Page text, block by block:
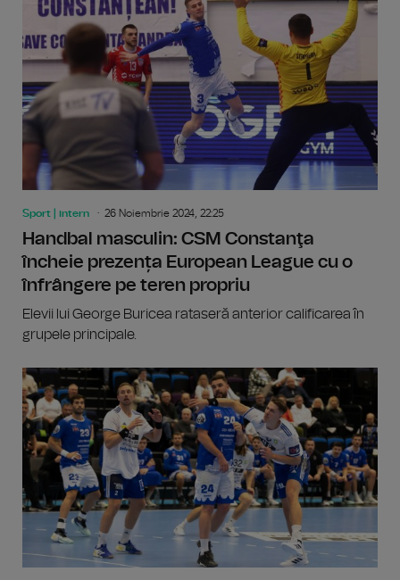
Sport | intern 26 Noiembrie 2024, 22:25
Handbal masculin: CSM Constanţa
încheie prezența European League cu o
înfrângere pe teren propriu
Elevii lui George Buricea rataseră anterior calificarea în
grupele principale.